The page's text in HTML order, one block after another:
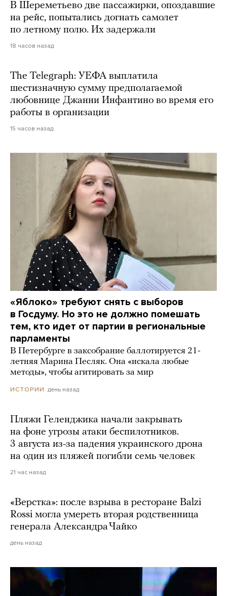
В Шереметьево две пассажирки, опоздавшие
на рейс, попытались догнать самолет
по летному полю. Их задержали
18 часов назад
The Telegraph: УЕФА выплатила
шестизначную сумму предполагаемой
любовнице Джанни Инфантино во время его
работы в организации
15 часов назад
«Яблоко» требуют снять с выборов
в Госдуму. Но это не должно помешать
тем, кто идет от партии в региональные
парламенты
В Петербурге в заксобрание баллотируется 21-
летняя Марина Песляк. Она «искала любые
методы», чтобы агитировать за мир
ИСТОРИИ день назад
Пляжи Геленджика начали закрывать
на фоне угрозы атаки беспилотников.
3 августа из-за падения украинского дрона
на один из пляжей погибли семь человек
21 час назад
«Верстка»: после взрыва в ресторане Balzi
Rossi могла умереть вторая родственница
генерала Александра Чайко
день назад